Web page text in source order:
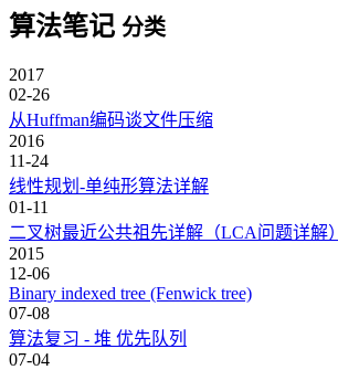
算法笔记 分类
2017
02-26
从Huffman编码谈文件压缩
2016
11-24
线性规划-单纯形算法详解
01-11
二叉树最近公共祖先详解（LCA问题详解）
2015
12-06
Binary indexed tree (Fenwick tree)
07-08
算法复习 - 堆 优先队列
07-04